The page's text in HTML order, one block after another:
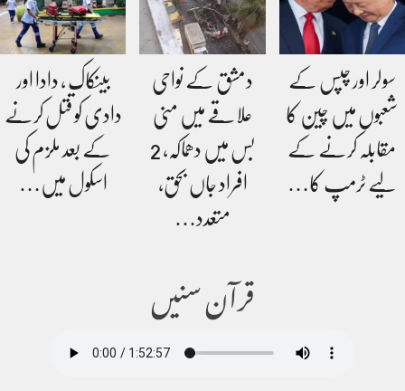
سولر اور چپس کے
شعبوں میں چین کا
مقابلہ کرنے کے
لیے ٹرمپ کا…
دمشق کے نواحی
علاقے میں منی
بس میں دھماکہ، 2
افراد جاں بحق،
متعدد…
بینکاک ، دادا اور
دادی کو قتل کرنے
کے بعد ملزم کی
اسکول میں…
قرآن سنیں